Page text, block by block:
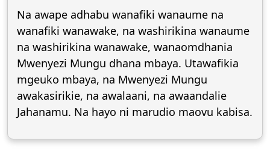
Na awape adhabu wanafiki wanaume na
wanafiki wanawake, na washirikina wanaume
na washirikina wanawake, wanaomdhania
Mwenyezi Mungu dhana mbaya. Utawafikia
mgeuko mbaya, na Mwenyezi Mungu
awakasirikie, na awalaani, na awaandalie
Jahanamu. Na hayo ni marudio maovu kabisa.